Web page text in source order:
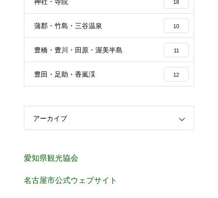
18
蒲郡・竹島・三谷温泉 10
豊橋・豊川・田原・渥美半島 11
豊田・足助・香嵐渓 12
アーカイブ
愛知県観光協会
名古屋市公式ウェブサイト